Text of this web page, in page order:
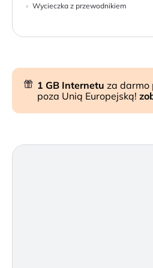
Wycieczka z przewodnikiem
1 GB Internetu za darmo
poza Unią Europejską!